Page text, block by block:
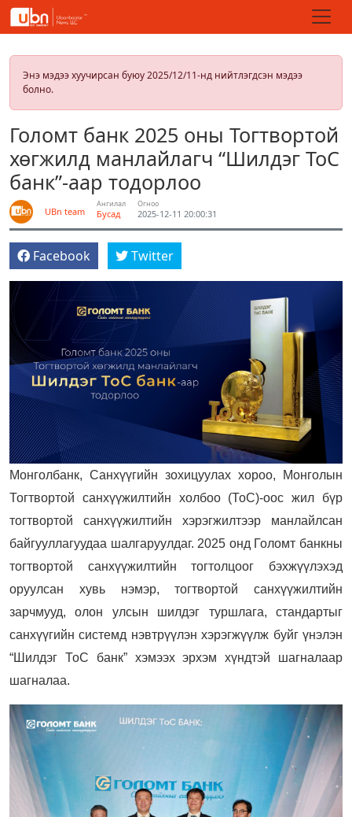
Энэ мэдээ хуучирсан буюу 2025/12/11-нд нийтлэгдсэн мэдээ
болно.
Голомт банк 2025 оны Тогтвортой
хөгжилд манлайлагч “Шилдэг ТоС
банк”-аар тодорлоо
UBn team
Ангилал
Бусад
Огноо
2025-12-11 20:00:31
Facebook Twitter
Монголбанк, Санхүүгийн зохицуулах хороо, Монголын
Тогтвортой санхүүжилтийн холбоо (ТоС)-оос жил бүр
тогтвортой санхүүжилтийн хэрэгжилтээр манлайлсан
байгууллагуудаа шалгаруулдаг. 2025 онд Голомт банкны
тогтвортой санхүүжилтийн тогтолцоог бэхжүүлэхэд
оруулсан хувь нэмэр, тогтвортой санхүүжилтийн
зарчмууд, олон улсын шилдэг туршлага, стандартыг
санхүүгийн системд нэвтрүүлэн хэрэгжүүлж буйг үнэлэн
“Шилдэг ТоС банк” хэмээх эрхэм хүндтэй шагналаар
шагналаа.